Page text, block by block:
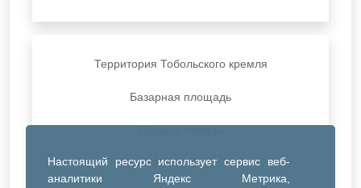
Настоящий ресурс использует сервис веб-
аналитики Яндекс Метрика,
Территория Тобольского кремля
Базарная площадь
ДК Синтез